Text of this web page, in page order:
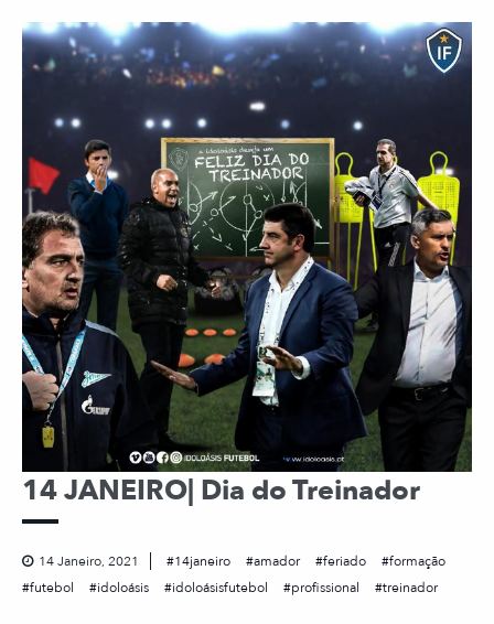
14 JANEIRO| Dia do Treinador
14 Janeiro, 2021 14janeiro amador feriado
formação
futebol
idoloásis idoloásisfutebol profissional treinador